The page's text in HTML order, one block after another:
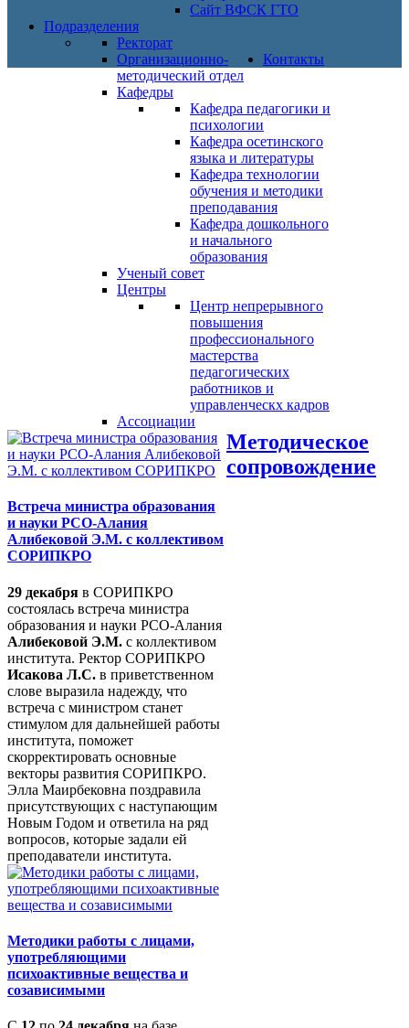
Сайт ВФСК ГТО
Подразделения
Ректорат
Организационно-
методический отдел
Кафедры
Кафедра педагогики и
психологии
Кафедра осетинского
языка и литературы
Кафедра технологии
обучения и методики
преподавания
Кафедра дошкольного
и начального
образования
Ученый совет
Центры
Центр непрерывного
повышения
профессионального
мастерства
педагогических
работников и
управленческх кадров
Ассоциации
Контакты
Встреча министра образования
и науки РСО-Алания
Алибековой Э.М. с коллективом
СОРИПКРО
29 декабря в СОРИПКРО
состоялась встреча министра
образования и науки РСО-Алания
Алибековой Э.М. с коллективом
института. Ректор СОРИПКРО
Исакова Л.С. в приветственном
слове выразила надежду, что
встреча с министром станет
стимулом для дальнейшей работы
института, поможет
скорректировать основные
векторы развития СОРИПКРО.
Элла Маирбековна поздравила
присутствующих с наступающим
Новым Годом и ответила на ряд
вопросов, которые задали ей
преподаватели института.
Методики работы с лицами,
употребляющими
психоактивные вещества и
созависимыми
Методическое
сопровождение